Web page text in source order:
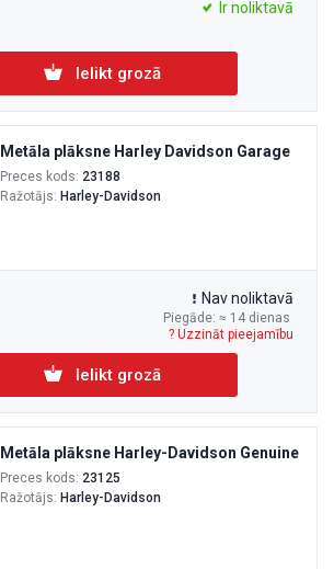
Ir noliktavā
Ielikt grozā
Metāla plāksne Harley Davidson Garage
Preces kods: 23188
Ražotājs: Harley-Davidson
Piegāde: ≈ 14 dienas
Nav noliktavā
? Uzzināt pieejamību
Ielikt grozā
Metāla plāksne Harley-Davidson Genuine
Preces kods: 23125
Ražotājs: Harley-Davidson